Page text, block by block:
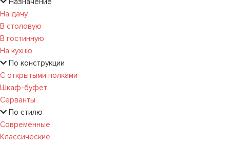
На дачу
В столовую
В гостинную
На кухню
По конструкции
С открытыми полками
Шкаф-буфет
Серванты
По стилю
Современные
Классические